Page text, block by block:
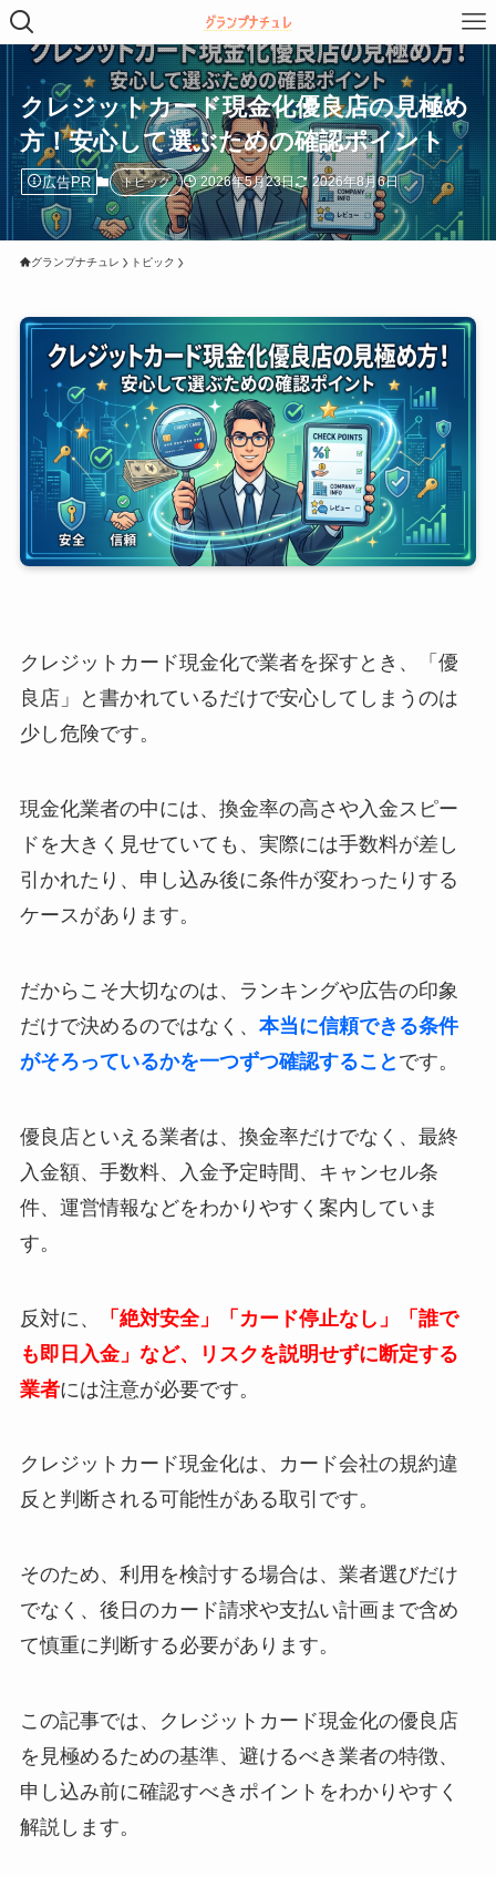
クレジットカード現金化優良店の見極め
方！安心して選ぶための確認ポイント
広告PR トピック 2026年5月23日 2026年8月6日
グランプナチュレ トピック
クレジットカード現金化で業者を探すとき、「優
良店」と書かれているだけで安心してしまうのは
少し危険です。
現金化業者の中には、換金率の高さや入金スピー
ドを大きく見せていても、実際には手数料が差し
引かれたり、申し込み後に条件が変わったりする
ケースがあります。
だからこそ大切なのは、ランキングや広告の印象
だけで決めるのではなく、 本当に信頼できる条件
がそろっているかを一つずつ確認すること です。
優良店といえる業者は、換金率だけでなく、最終
入金額、手数料、入金予定時間、キャンセル条
件、運営情報などをわかりやすく案内していま
す。
反対に、
「絶対安全」「カード停止なし」「誰で
も即日入金」など、リスクを説明せずに断定する
業者には注意が必要です。
クレジットカード現金化は、カード会社の規約違
反と判断される可能性がある取引です。
そのため、利用を検討する場合は、業者選びだけ
でなく、後日のカード請求や支払い計画まで含め
て慎重に判断する必要があります。
この記事では、クレジットカード現金化の優良店
を見極めるための基準、避けるべき業者の特徴、
申し込み前に確認すべきポイントをわかりやすく
解説します。